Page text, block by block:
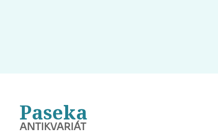
Paseka
ANTIKVARIÁT